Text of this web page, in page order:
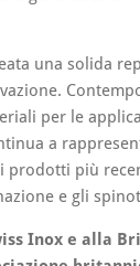
una solida
per le
a
prodotti più
e gli
Inox e alla